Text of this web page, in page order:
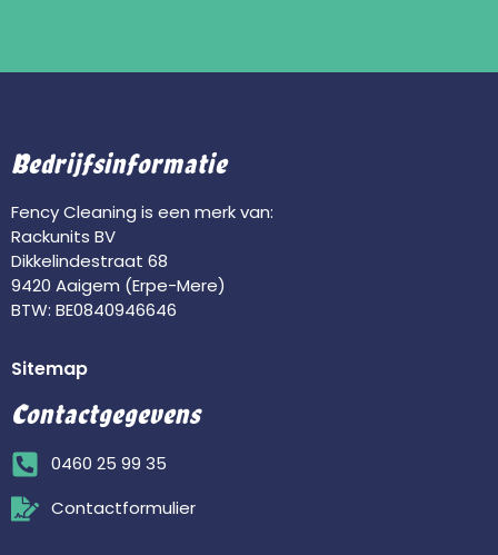
Bedrijfsinformatie
Fency Cleaning is een merk van:
Rackunits BV
Dikkelindestraat 68
9420 Aaigem (Erpe-Mere)
BTW: BE0840946646
Sitemap
Contactgegevens
0460 25 99 35
Contactformulier